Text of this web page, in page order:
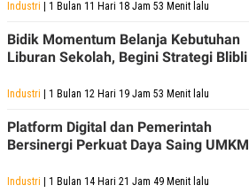
A
N
S
A
R
I
Industri | 1 Bulan 11 Hari 18 Jam 53 Menit lalu
Bidik Momentum Belanja Kebutuhan
Liburan Sekolah, Begini Strategi Blibli
Industri | 1 Bulan 12 Hari 19 Jam 53 Menit lalu
Platform Digital dan Pemerintah
Bersinergi Perkuat Daya Saing UMKM
Industri | 1 Bulan 14 Hari 21 Jam 49 Menit lalu